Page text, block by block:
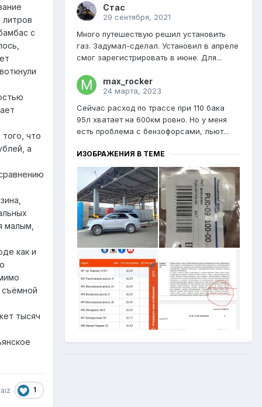
литров
с
что
а
малым,
как и
тысяч
1
Стас
29 сентября, 2021
Много путешествую решил установить
газ. Задумал-сделал. Установил в апреле
смог зарегистрировать в июне. Для...
max_rocker
24 марта, 2023
Сейчас расход по трассе при 110 бака
95л хватает на 600км ровно. Но у меня
есть проблема с бензофорсами, льют...
ИЗОБРАЖЕНИЯ В ТЕМЕ